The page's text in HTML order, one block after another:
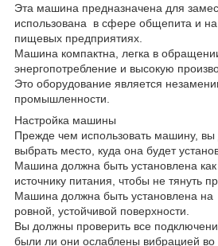
Эта машина предназначена для
использована в сфере общепита и на
пищевых предприятиях.
Машина компактна, легка в
энергопотребление и высокую
Это оборудование является
промышленности.
Настройка машины
Прежде чем использовать машину,
выбрать место, куда она будет
Машина должна быть установлена
источнику питания, чтобы не тянуть
Машина должна быть установлена на
ровной, устойчивой поверхности.
Вы должны проверить все
были ли они ослаблены вибрацией во